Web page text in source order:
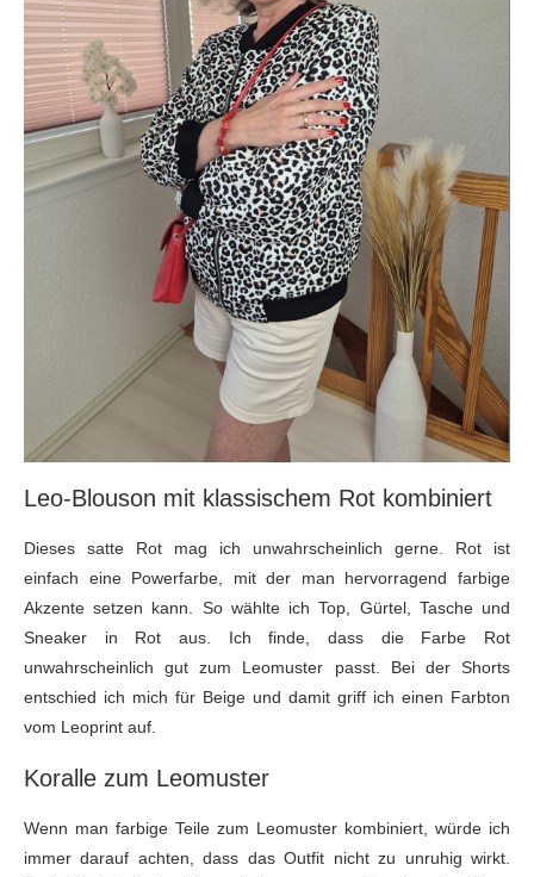
Leo-Blouson mit klassischem Rot kombiniert
Dieses satte Rot mag ich unwahrscheinlich gerne. Rot ist
einfach eine Powerfarbe, mit der man hervorragend farbige
Akzente setzen kann. So wählte ich Top, Gürtel, Tasche und
Sneaker in Rot aus. Ich finde, dass die Farbe Rot
unwahrscheinlich gut zum Leomuster passt. Bei der Shorts
entschied ich mich für Beige und damit griff ich einen Farbton
vom Leoprint auf.
Koralle zum Leomuster
Wenn man farbige Teile zum Leomuster kombiniert, würde ich
immer darauf achten, dass das Outfit nicht zu unruhig wirkt.